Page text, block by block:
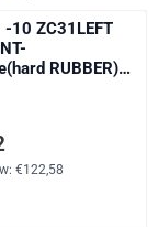
-10 ZC31LEFT
RUBBER)
exclusief btw:
€122,58